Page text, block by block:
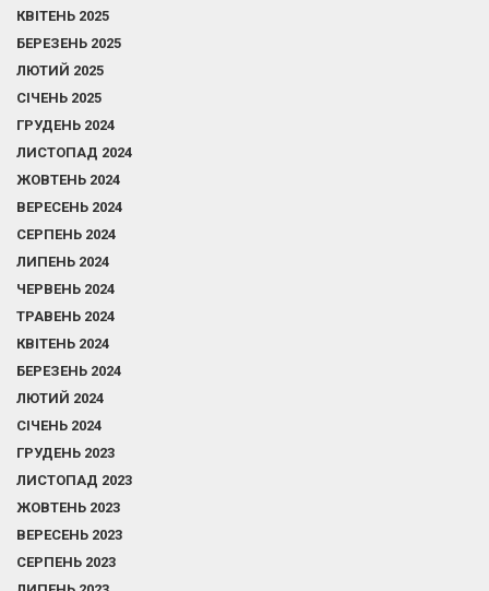
КВІТЕНЬ 2025
БЕРЕЗЕНЬ 2025
ЛЮТИЙ 2025
СІЧЕНЬ 2025
ГРУДЕНЬ 2024
ЛИСТОПАД 2024
ЖОВТЕНЬ 2024
ВЕРЕСЕНЬ 2024
СЕРПЕНЬ 2024
ЛИПЕНЬ 2024
ЧЕРВЕНЬ 2024
ТРАВЕНЬ 2024
КВІТЕНЬ 2024
БЕРЕЗЕНЬ 2024
ЛЮТИЙ 2024
СІЧЕНЬ 2024
ГРУДЕНЬ 2023
ЛИСТОПАД 2023
ЖОВТЕНЬ 2023
ВЕРЕСЕНЬ 2023
СЕРПЕНЬ 2023